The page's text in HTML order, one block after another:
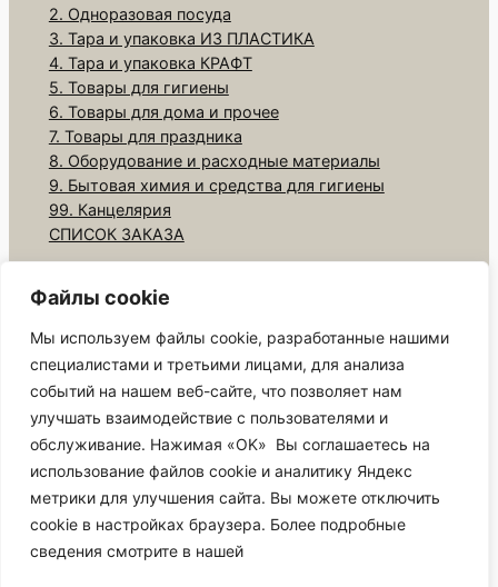
Файлы cookie
Мы используем файлы cookie, разработанные нашими
специалистами и третьими лицами, для анализа
событий на нашем веб-сайте, что позволяет нам
улучшать взаимодействие с пользователями и
обслуживание. Нажимая «OK» Вы соглашаетесь на
использование файлов cookie и аналитику Яндекс
метрики для улучшения сайта. Вы можете отключить
cookie в настройках браузера. Более подробные
сведения смотрите в нашей
2. Одноразовая посуда
3. Тара и упаковка ИЗ ПЛАСТИКА
4. Тара и упаковка КРАФТ
5. Товары для гигиены
6. Товары для дома и прочее
7. Товары для праздника
8. Оборудование и расходные материалы
9. Бытовая химия и средства для гигиены
99. Канцелярия
СПИСОК ЗАКАЗА
Спектр Упаковки
телефон: +7(908)9693737
Адрес: Приморский край,
г. Артем, ул. Кирова 73 ст4
Посмотреть Карту
СПЕКТР УПАКОВКИ Приморский край г. Артем ©
2026.
ИП БРЫЧКОВА Ю. А. (ИНН: 252100411968,